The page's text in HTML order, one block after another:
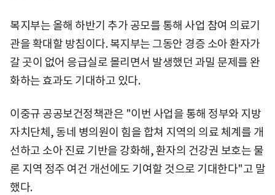
복지부는 올해 하반기 추가 공모를 통해 사업 참여 의료기
관을 확대할 방침이다. 복지부는 그동안 경증 소아 환자가
갈 곳이 없어 응급실로 몰리면서 발생했던 과밀 문제를 완
화하는 효과도 기대하고 있다.
이중규 공공보건정책관은 "이번 사업을 통해 정부와 지방
자치단체, 동네 병의원이 힘을 합쳐 지역의 의료 체계를 개
선하고 소아 진료 기반을 강화해, 환자의 건강권 보호는 물
론 지역 정주 여건 개선에도 기여할 것으로 기대한다"고 말
했다.